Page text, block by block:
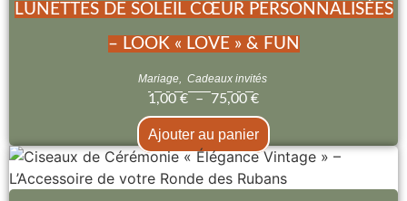
LUNETTES DE SOLEIL CŒUR PERSONNALISÉES
– LOOK « LOVE » & FUN
Mariage, Cadeaux invités
1,00 € – 75,00 €
Ajouter au panier